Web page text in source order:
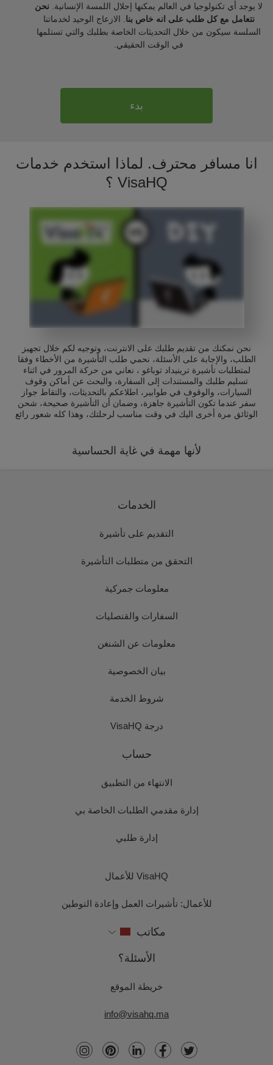
لا يوجد أي تكنولوجيا في العالم يمكنها إحلال اللمسة الإنسانية. نحن
نتعامل مع كل طلب على انه خاص بنا . الازعاج الوحيد لخدماتنا
السلسة سيكون من خلال التحديثات الخاصة بطلبك والتي تستلمها
في الوقت الحقيقي.
بدء
انا مسافر محترف. لماذا استخدم خدمات
VisaHQ ؟
نحن نمكنك من تقديم طلبك على الانترنت، وتوجيه لكم خلال تجهيز
الطلب، والإجابة على الأسئلة، نحمي طلب التأشيرة من الأخطاء وفقا
لمتطلبات تأشيرة ترينيداد توباغو ، نعاني من حركة المرور في اثناء
تسليم طلبك والمستندات إلى السفارة، والبحث عن أماكن وقوف
السيارات، والوقوف في طوابير، اطلاعكم بالتحديثات، والتقاط جواز
سفر عندما تكون التأشيرة جاهزة، وضمان أن التأشيرة صحيحة، شحن
الوثائق مرة أخرى اليك في وقت مناسب لرحلتك، وهذا كله شعور رائع
لأنها مهمة في غاية الحساسية
الخدمات
التقديم على تأشيرة
التحقق من متطلبات التأشيرة
معلومات جمركية
السفارات والقنصليات
معلومات عن الشنغن
بيان الخصوصية
شروط الخدمة
درجة VisaHQ
حساب
الانتهاء من التطبيق
إدارة مقدمي الطلبات الخاصة بي
إدارة طلبي
VisaHQ للأعمال
للأعمال: تأشيرات العمل وإعادة التوطين
مكاتب
الأسئلة؟
خريطة الموقع
info@visahq.ma